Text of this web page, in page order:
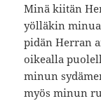
Minä kiitän
yölläkin
pidän Herran
oikealla
minun
myös minun